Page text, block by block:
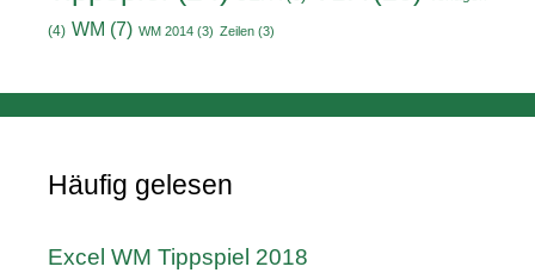
(4) WM (7) WM 2014 (3) Zeilen (3)
Häufig gelesen
Excel WM Tippspiel 2018